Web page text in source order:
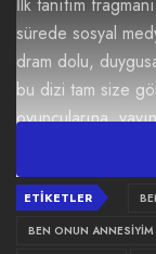
İlk tanıtım
sürede sosyal
dram dolu,
bu dizi tam size
oyuncularına,
şeyi ele
Diziler,
çocuk ilişkilerini
ETIKETLER
BEN ONUN